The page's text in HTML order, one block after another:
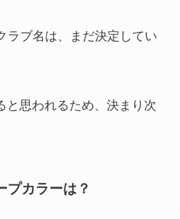
ラブ名は、まだ決定してい
と思われるため、決まり次
プカラーは？